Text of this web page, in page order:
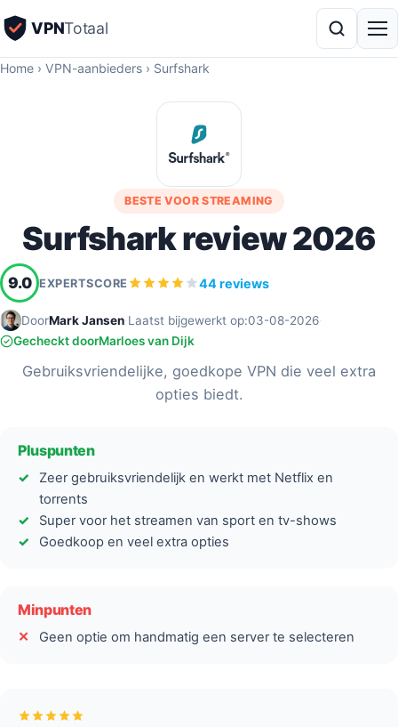
VPNTotaal
Home › VPN-aanbieders › Surfshark
BESTE VOOR STREAMING
Surfshark review 2026
9.0 EXPERTSCORE 44 reviews
DoorMark Jansen·Laatst bijgewerkt op:03-08-2026·
Gecheckt doorMarloes van Dijk
Gebruiksvriendelijke, goedkope VPN die veel extra
opties biedt.
Pluspunten
Zeer gebruiksvriendelijk en werkt met Netflix en
torrents
Super voor het streamen van sport en tv-shows
Goedkoop en veel extra opties
Minpunten
Geen optie om handmatig een server te selecteren